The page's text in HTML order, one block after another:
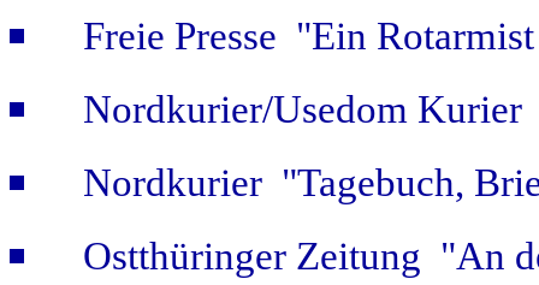
Freie Presse "Ein
Nordkurier/Usedom
Nordkurier "Tagebuch,
Ostthüringer Zeitung "An